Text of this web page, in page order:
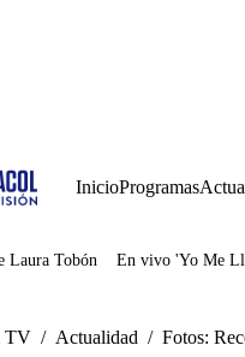
InicioProgramas
Laura Tobón En vivo 'Yo Me
TV / Actualidad / Fotos: